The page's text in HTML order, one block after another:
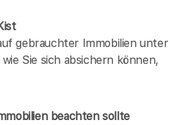
gebrauchter Immobilien unter
Sie sich absichern können,
beachten sollte